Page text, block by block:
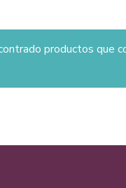
productos que